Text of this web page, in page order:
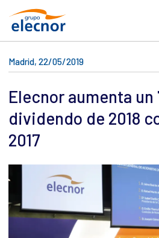
Madrid, 22/05/2019
Elecnor aumenta un
dividendo de 2018
2017